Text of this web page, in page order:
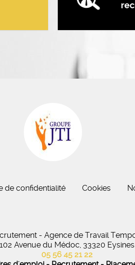
de confidentialité Cookies
- Agence de Travail
102 Avenue du Médoc, 33320 Eysines
05 56 45 21 22